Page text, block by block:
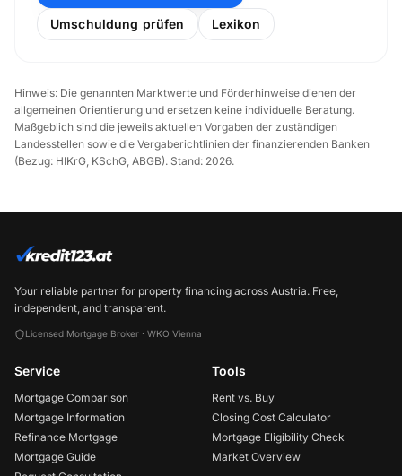
Umschuldung prüfen Lexikon
Hinweis: Die genannten Marktwerte und Förderhinweise dienen der
allgemeinen Orientierung und ersetzen keine individuelle Beratung.
Maßgeblich sind die jeweils aktuellen Vorgaben der zuständigen
Landesstellen sowie die Vergaberichtlinien der finanzierenden Banken
(Bezug: HIKrG, KSchG, ABGB). Stand: 2026.
Your reliable partner for property financing across Austria. Free,
independent, and transparent.
Licensed Mortgage Broker · WKO Vienna
Service
Mortgage Comparison
Mortgage Information
Refinance Mortgage
Mortgage Guide
Tools
Rent vs. Buy
Closing Cost Calculator
Mortgage Eligibility Check
Market Overview